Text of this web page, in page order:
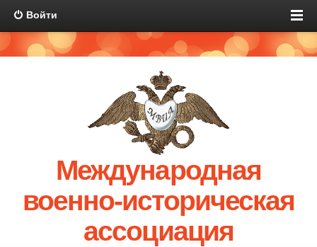
Войти
Международная
военно-историческая
ассоциация